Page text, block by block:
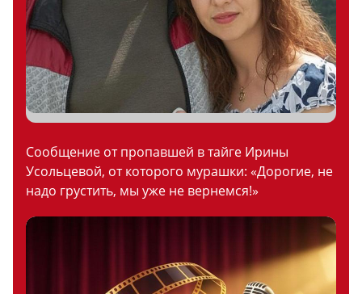
Сообщение от пропавшей в тайге Ирины
Усольцевой, от которого мурашки: «Дорогие, не
надо грустить, мы уже не вернемся!»